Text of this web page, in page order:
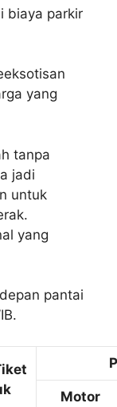
biaya parkir
yang
tanpa
jadi
untuk
yang
pantai
Motor